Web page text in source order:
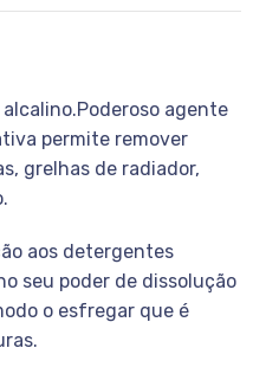
agente
permite remover
grelhas de radiador,
aos detergentes
seu poder de dissolução
o esfregar que é